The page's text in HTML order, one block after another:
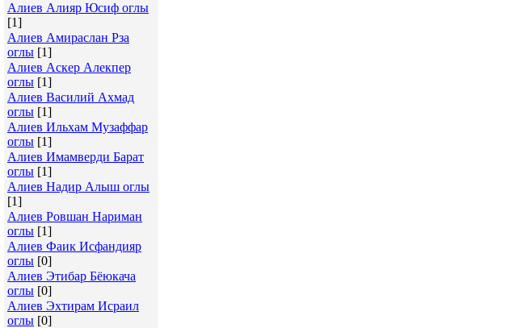
Алиев Алияр Юсиф оглы
[1]
Алиев Амираслан Рза
оглы [1]
Алиев Аскер Алекпер
оглы [1]
Алиев Василий Ахмад
оглы [1]
Алиев Ильхам Музаффар
оглы [1]
Алиев Имамверди Барат
оглы [1]
Алиев Надир Алыш оглы
[1]
Алиев Ровшан Нариман
оглы [1]
Алиев Фаик Исфандияр
оглы [0]
Алиев Этибар Бёюкача
оглы [0]
Алиев Эхтирам Исраил
оглы [0]